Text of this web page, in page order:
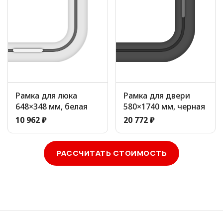
Рамка для люка
648×348 мм, белая
10 962 ₽
Рамка для двери
580×1740 мм, черная
20 772 ₽
РАССЧИТАТЬ СТОИМОСТЬ